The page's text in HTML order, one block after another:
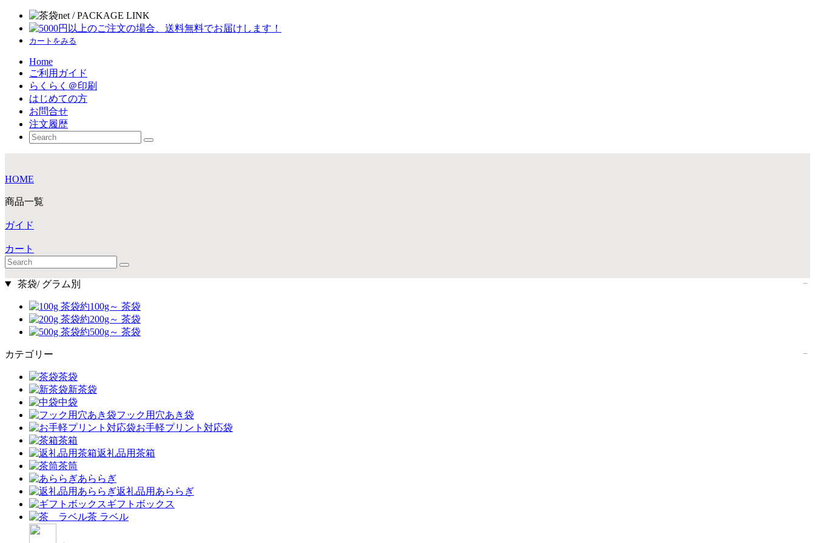
カートをみる
Home
ご利用ガイド
らくらく＠印刷
はじめての方
お問合せ
注文履歴
HOME
商品一覧
ガイド
カート
茶袋/ グラム別
約100g～ 茶袋
約200g～ 茶袋
約500g～ 茶袋
カテゴリー
茶袋
新茶袋
中袋
フック用穴あき袋
お手軽プリント対応袋
茶箱
返礼品用茶箱
茶筒
あららぎ
返礼品用あららぎ
ギフトボックス
茶 ラベル